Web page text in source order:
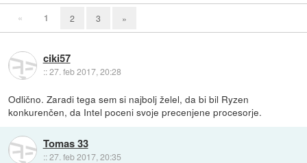
« 1 2 3 »
ciki57
::27. feb 2017, 20:28
Odlično. Zaradi tega sem si najbolj želel, da bi bil Ryzen
konkurenčen, da Intel poceni svoje precenjene procesorje.
Tomas 33
::27. feb 2017, 20:35